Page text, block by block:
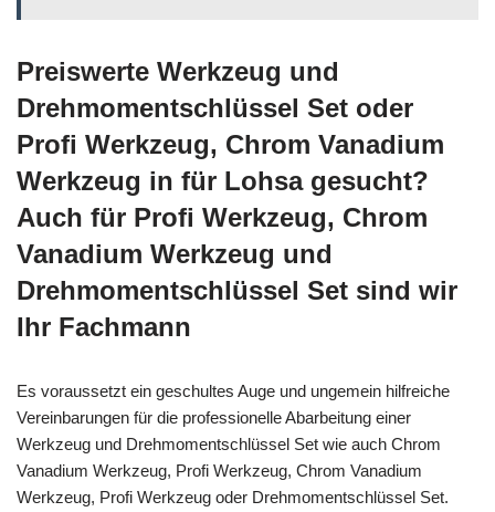
Preiswerte Werkzeug und
Drehmomentschlüssel Set oder
Profi Werkzeug, Chrom Vanadium
Werkzeug in für Lohsa gesucht?
Auch für Profi Werkzeug, Chrom
Vanadium Werkzeug und
Drehmomentschlüssel Set sind wir
Ihr Fachmann
Es voraussetzt ein geschultes Auge und ungemein hilfreiche
Vereinbarungen für die professionelle Abarbeitung einer
Werkzeug und Drehmomentschlüssel Set wie auch Chrom
Vanadium Werkzeug, Profi Werkzeug, Chrom Vanadium
Werkzeug, Profi Werkzeug oder Drehmomentschlüssel Set.